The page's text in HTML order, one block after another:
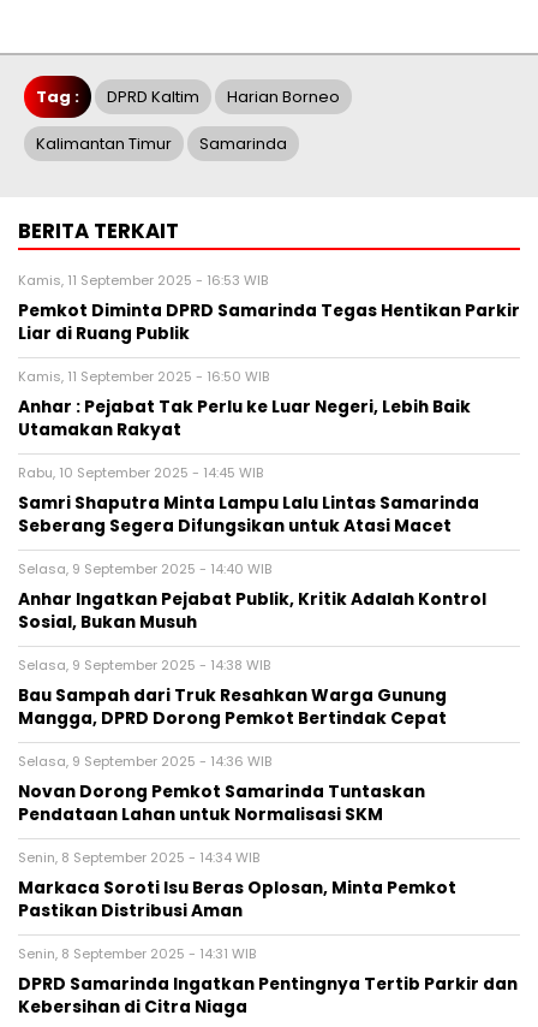
Tag : DPRD Kaltim Harian Borneo
Kalimantan Timur Samarinda
BERITA TERKAIT
Kamis, 11 September 2025 - 16:53 WIB
Pemkot Diminta DPRD Samarinda Tegas Hentikan Parkir
Liar di Ruang Publik
Kamis, 11 September 2025 - 16:50 WIB
Anhar : Pejabat Tak Perlu ke Luar Negeri, Lebih Baik
Utamakan Rakyat
Rabu, 10 September 2025 - 14:45 WIB
Samri Shaputra Minta Lampu Lalu Lintas Samarinda
Seberang Segera Difungsikan untuk Atasi Macet
Selasa, 9 September 2025 - 14:40 WIB
Anhar Ingatkan Pejabat Publik, Kritik Adalah Kontrol
Sosial, Bukan Musuh
Selasa, 9 September 2025 - 14:38 WIB
Bau Sampah dari Truk Resahkan Warga Gunung
Mangga, DPRD Dorong Pemkot Bertindak Cepat
Selasa, 9 September 2025 - 14:36 WIB
Novan Dorong Pemkot Samarinda Tuntaskan
Pendataan Lahan untuk Normalisasi SKM
Senin, 8 September 2025 - 14:34 WIB
Markaca Soroti Isu Beras Oplosan, Minta Pemkot
Pastikan Distribusi Aman
Senin, 8 September 2025 - 14:31 WIB
DPRD Samarinda Ingatkan Pentingnya Tertib Parkir dan
Kebersihan di Citra Niaga